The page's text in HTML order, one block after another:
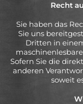
Recht
Sie haben das
Sie uns
Dritten in
Sofern Sie die
anderen
soweit